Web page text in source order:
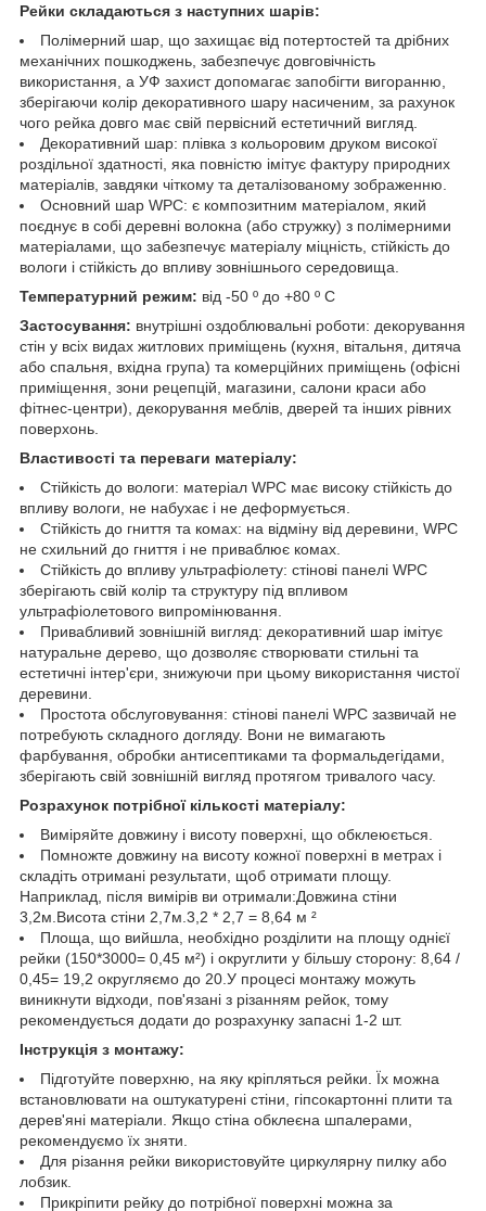
Рейки складаються з наступних шарів:
Полімерний шар, що захищає від потертостей та дрібних
механічних пошкоджень, забезпечує довговічність
використання, а УФ захист допомагає запобігти вигоранню,
зберігаючи колір декоративного шару насиченим, за рахунок
чого рейка довго має свій первісний естетичний вигляд.
Декоративний шар: плівка з кольоровим друком високої
роздільної здатності, яка повністю імітує фактуру природних
матеріалів, завдяки чіткому та деталізованому зображенню.
Основний шар WPC: є композитним матеріалом, який
поєднує в собі деревні волокна (або стружку) з полімерними
матеріалами, що забезпечує матеріалу міцність, стійкість до
вологи і стійкість до впливу зовнішнього середовища.
Температурний режим: від -50 º до +80 º С
Застосування: внутрішні оздоблювальні роботи: декорування
стін у всіх видах житлових приміщень (кухня, вітальня, дитяча
або спальня, вхідна група) та комерційних приміщень (офісні
приміщення, зони рецепцій, магазини, салони краси або
фітнес-центри), декорування меблів, дверей та інших рівних
поверхонь.
Властивості та переваги матеріалу:
Стійкість до вологи: матеріал WPC має високу стійкість до
впливу вологи, не набухає і не деформується.
Стійкість до гниття та комах: на відміну від деревини, WPC
не схильний до гниття і не приваблює комах.
Стійкість до впливу ультрафіолету: стінові панелі WPC
зберігають свій колір та структуру під впливом
ультрафіолетового випромінювання.
Привабливий зовнішній вигляд: декоративний шар імітує
натуральне дерево, що дозволяє створювати стильні та
естетичні інтер'єри, знижуючи при цьому використання чистої
деревини.
Простота обслуговування: стінові панелі WPC зазвичай не
потребують складного догляду. Вони не вимагають
фарбування, обробки антисептиками та формальдегідами,
зберігають свій зовнішній вигляд протягом тривалого часу.
Розрахунок потрібної кількості матеріалу:
Виміряйте довжину і висоту поверхні, що обклеюється.
Помножте довжину на висоту кожної поверхні в метрах і
складіть отримані результати, щоб отримати площу.
Наприклад, після вимірів ви отримали:Довжина стіни
3,2м.Висота стіни 2,7м.3,2 * 2,7 = 8,64 м ²
Площа, що вийшла, необхідно розділити на площу однієї
рейки (150*3000= 0,45 м²) і округлити у більшу сторону: 8,64 /
0,45= 19,2 округляємо до 20.У процесі монтажу можуть
виникнути відходи, пов'язані з різанням рейок, тому
рекомендується додати до розрахунку запасні 1-2 шт.
Інструкція з монтажу:
Підготуйте поверхню, на яку кріпляться рейки. Їх можна
встановлювати на оштукатурені стіни, гіпсокартонні плити та
дерев'яні матеріали. Якщо стіна обклеєна шпалерами,
рекомендуємо їх зняти.
Для різання рейки використовуйте циркулярну пилку або
лобзик.
Прикріпити рейку до потрібної поверхні можна за